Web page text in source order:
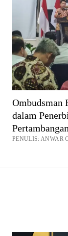
Ombudsman
dalam
PENULIS: ANWAR